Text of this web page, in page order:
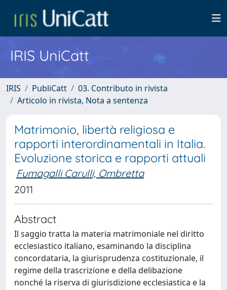
IRIS UniCatt
IRIS PubliCatt
03. Contributo in rivista
Articolo in rivista, Nota a sentenza
Matrimonio, libertà religiosa e
rapporti interordinamentali in Italia.
Evoluzione storica e rapporti attuali
Fumagalli Carulli, Ombretta
2011
Abstract
Il saggio tratta la materia matrimoniale nel diritto
ecclesiastico italiano, esaminando la disciplina
concordataria, la giurisprudenza costituzionale, il
regime della trascrizione e della delibazione
nonché la riserva di giurisdizione ecclesiastica e la